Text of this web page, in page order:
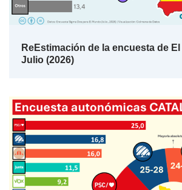
ReEstimación de la encuesta de
Julio (2026)